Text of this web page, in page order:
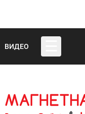
ВИДЕО